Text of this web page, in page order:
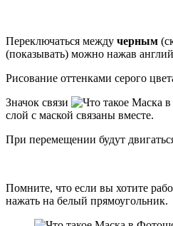
Переключаться между черным
(показывать) можно нажав
Рисование оттенками серого
Значок связи
слой с маской связаны вместе.
При перемещении будут
Помните, что если вы хотите
нажать на белый прямоугольник.